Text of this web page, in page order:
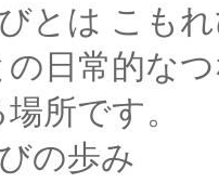
とは こも
の日常的な
所です。
の歩み